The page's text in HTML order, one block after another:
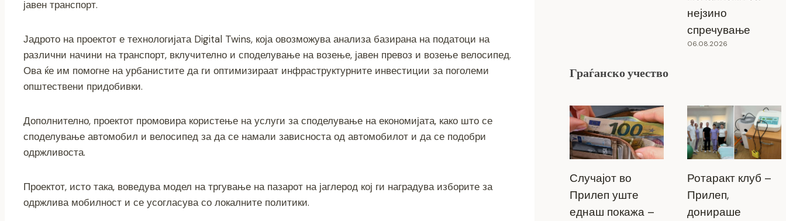
јавен транспорт.
Јадрото на проектот е технологијата Digital Twins, која овозможува анализа базирана на податоци на
различни начини на транспорт, вклучително и споделување на возење, јавен превоз и возење велосипед.
Ова ќе им помогне на урбанистите да ги оптимизираат инфраструктурните инвестиции за поголеми
општествени придобивки.
Дополнително, проектот промовира користење на услуги за споделување на економијата, како што се
споделување автомобил и велосипед за да се намали зависноста од автомобилот и да се подобри
одржливоста.
Проектот, исто така, воведува модел на тргување на пазарот на јаглерод кој ги наградува изборите за
одржлива мобилност и се усогласува со локалните политики.
нејзино
спречување
06.08.2026
Граѓанско учество
Случајот во
Прилеп уште
еднаш покажа –
Ротаракт клуб –
Прилеп,
донираше